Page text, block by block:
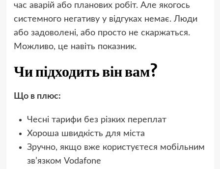
час аварій або планових робіт. Але якогось
системного негативу у відгуках немає. Люди
або задоволені, або просто не скаржаться.
Можливо, це навіть показник.
Чи підходить він вам?
Що в плюс:
Чесні тарифи без різких переплат
Хороша швидкість для міста
Зручно, якщо вже користуєтеся мобільним
зв’язком Vodafone